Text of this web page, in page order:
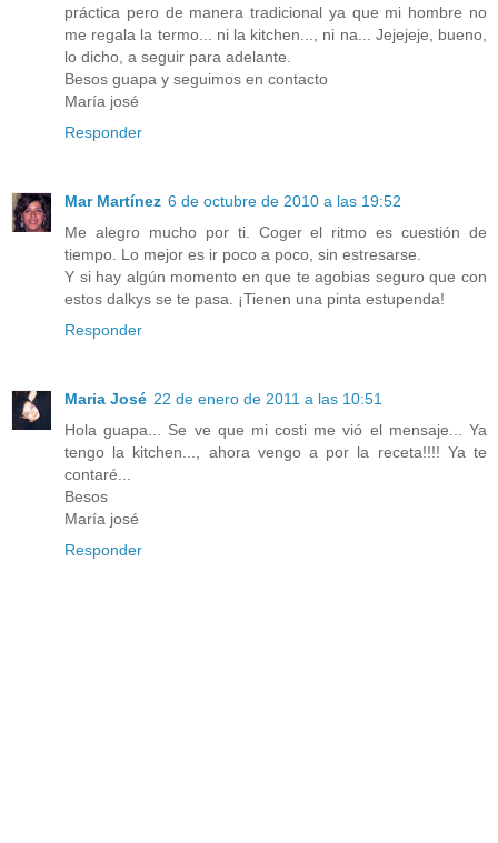
práctica pero de manera tradicional ya que mi hombre no
me regala la termo... ni la kitchen..., ni na... Jejejeje, bueno,
lo dicho, a seguir para adelante.
Besos guapa y seguimos en contacto
María josé
Responder
Mar Martínez 6 de octubre de 2010 a las 19:52
Me alegro mucho por ti. Coger el ritmo es cuestión de
tiempo. Lo mejor es ir poco a poco, sin estresarse.
Y si hay algún momento en que te agobias seguro que con
estos dalkys se te pasa. ¡Tienen una pinta estupenda!
Responder
Maria José 22 de enero de 2011 a las 10:51
Hola guapa... Se ve que mi costi me vió el mensaje... Ya
tengo la kitchen..., ahora vengo a por la receta!!!! Ya te
contaré...
Besos
María josé
Responder